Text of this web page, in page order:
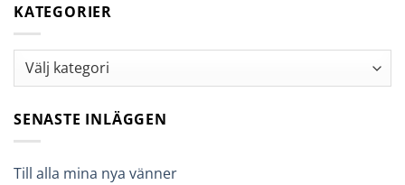
KATEGORIER
Kategorier
SENASTE INLÄGGEN
Till alla mina nya vänner